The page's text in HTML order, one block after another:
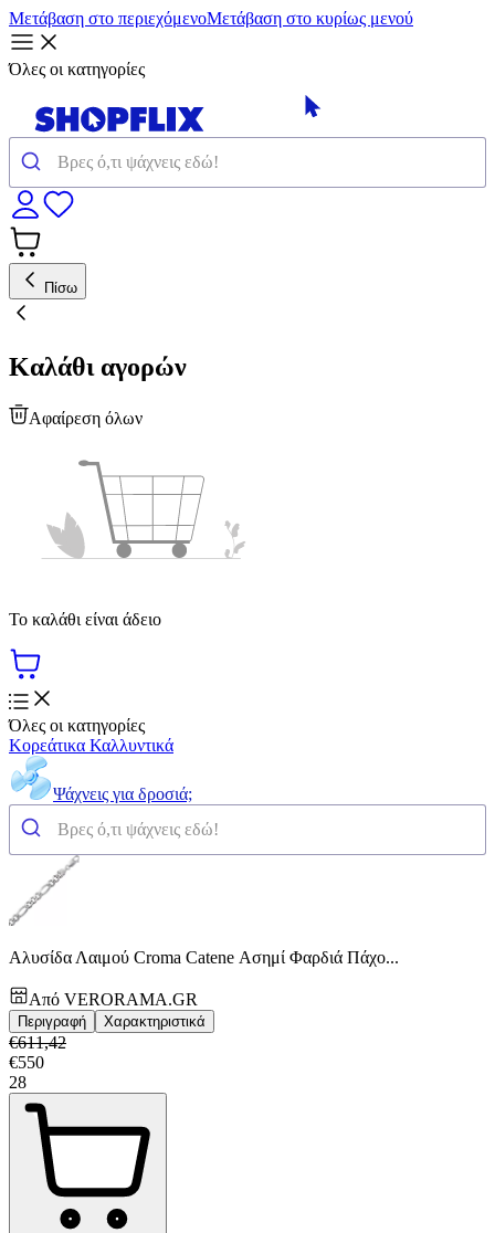
Μετάβαση στο περιεχόμενοΜετάβαση στο κυρίως μενού
Όλες οι κατηγορίες
Πίσω
Καλάθι αγορών
Αφαίρεση όλων
Το καλάθι είναι άδειο
Όλες οι κατηγορίες
Κορεάτικα Καλλυντικά
Ψάχνεις για δροσιά;
Αλυσίδα Λαιμού Croma Catene Ασημί Φαρδιά Πάχο...
Από VERORAMA.GR
Περιγραφή Χαρακτηριστικά
€611,42
€550
28